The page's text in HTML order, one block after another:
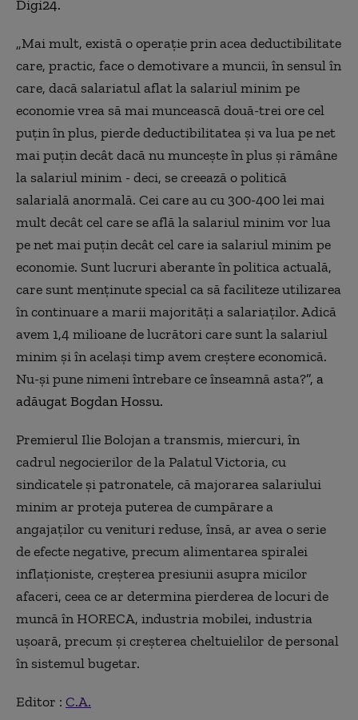
Digi24.
„Mai mult, există o operație prin acea deductibilitate
care, practic, face o demotivare a muncii, în sensul în
care, dacă salariatul aflat la salariul minim pe
economie vrea să mai muncească două-trei ore cel
puțin în plus, pierde deductibilitatea și va lua pe net
mai puțin decât dacă nu muncește în plus și rămâne
la salariul minim - deci, se creează o politică
salarială anormală. Cei care au cu 300-400 lei mai
mult decât cel care se află la salariul minim vor lua
pe net mai puțin decât cel care ia salariul minim pe
economie. Sunt lucruri aberante în politica actuală,
care sunt menținute special ca să faciliteze utilizarea
în continuare a marii majorități a salariaților. Adică
avem 1,4 milioane de lucrători care sunt la salariul
minim și în același timp avem creștere economică.
Nu-și pune nimeni întrebare ce înseamnă asta?”, a
adăugat Bogdan Hossu.
Premierul Ilie Bolojan a transmis, miercuri, în
cadrul negocierilor de la Palatul Victoria, cu
sindicatele şi patronatele, că majorarea salariului
minim ar proteja puterea de cumpărare a
angajaţilor cu venituri reduse, însă, ar avea o serie
de efecte negative, precum alimentarea spiralei
inflaţioniste, creşterea presiunii asupra micilor
afaceri, ceea ce ar determina pierderea de locuri de
muncă în HORECA, industria mobilei, industria
uşoară, precum şi creşterea cheltuielilor de personal
în sistemul bugetar.
Editor : C.A.